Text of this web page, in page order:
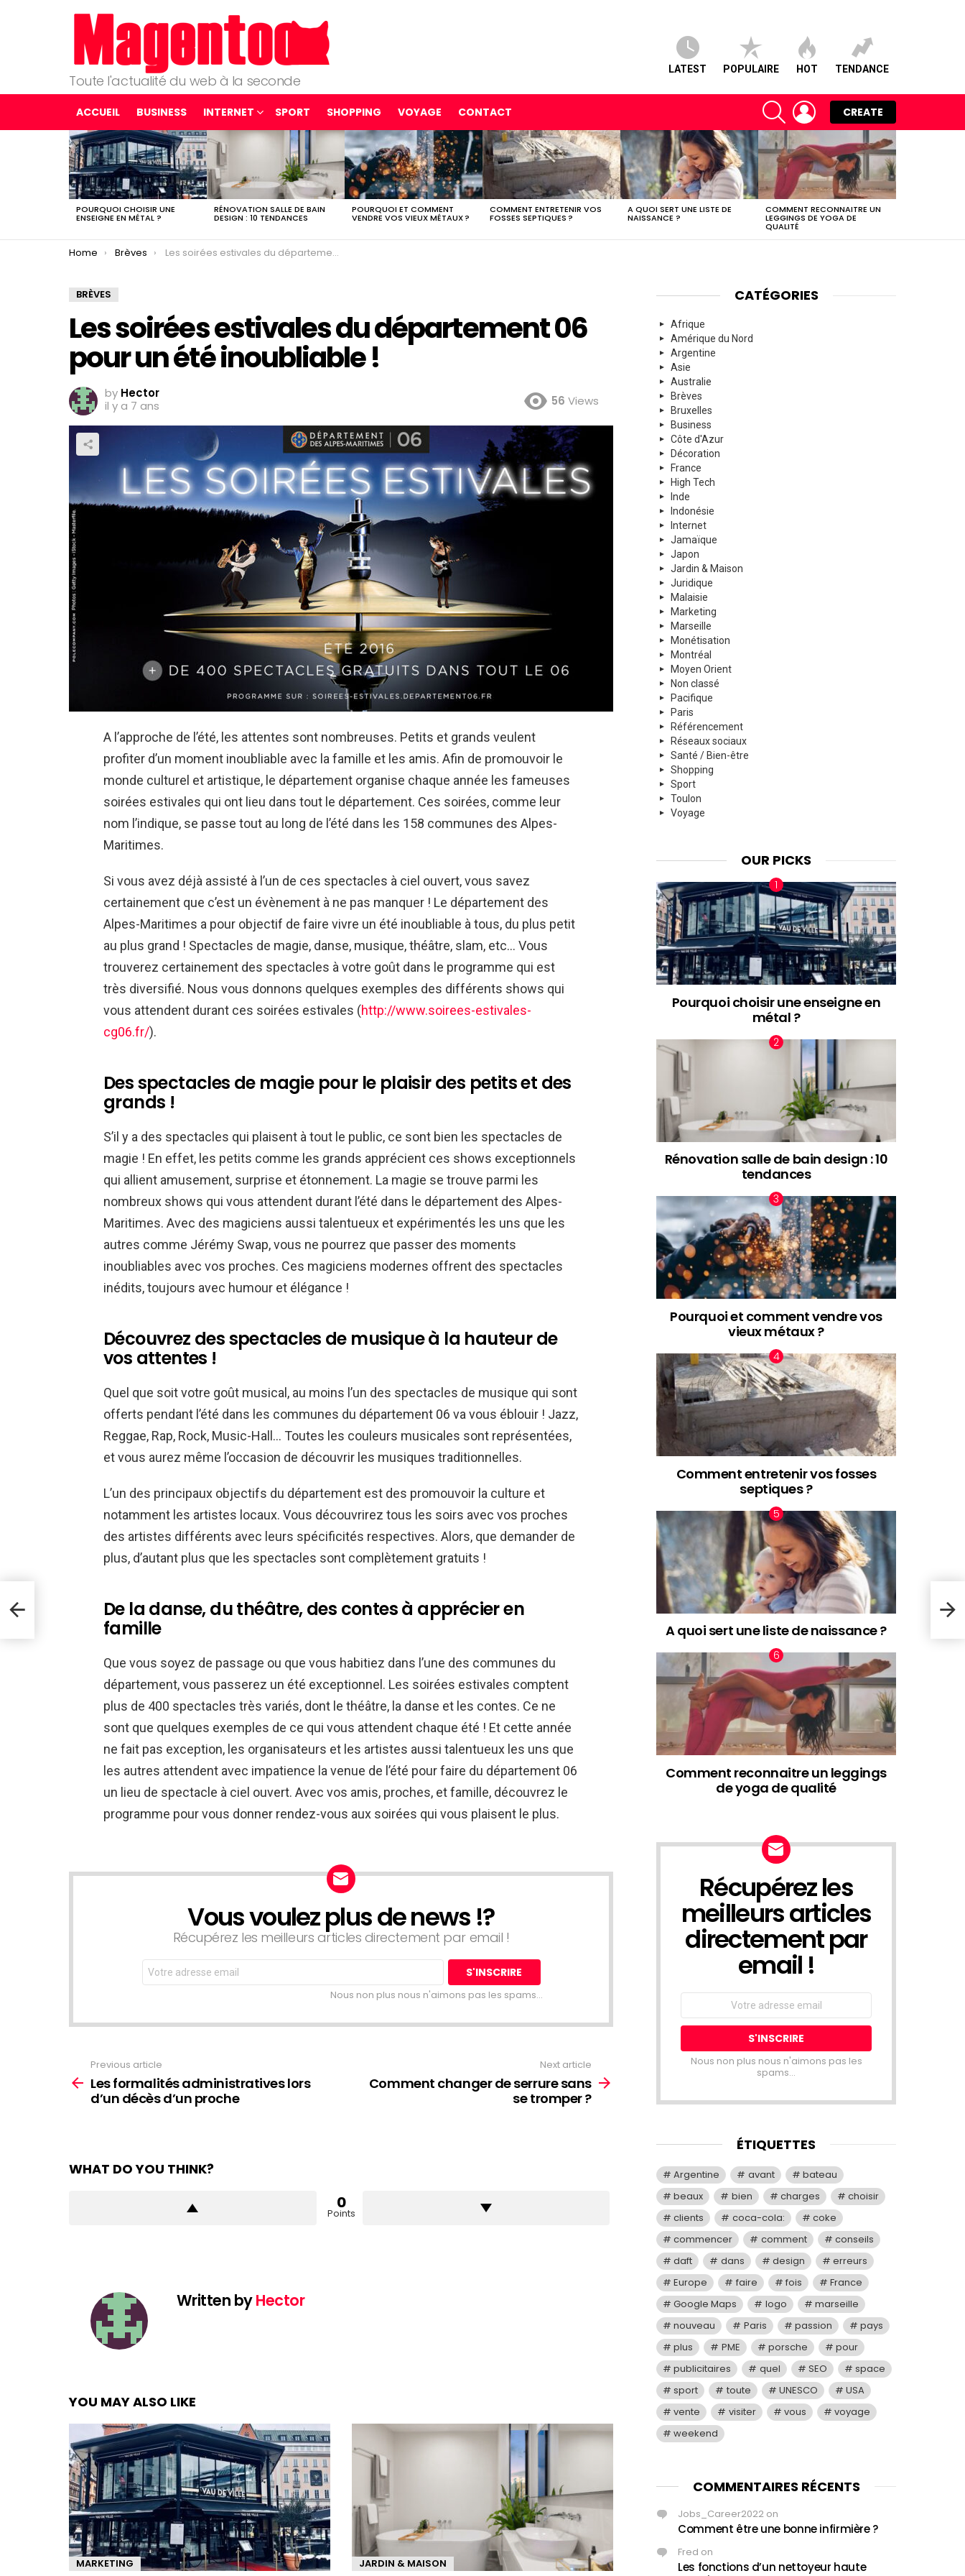
Toute l'actualité du web à la seconde
LATEST POPULAIRE HOT TENDANCE
ACCUEIL BUSINESS INTERNET SPORT SHOPPING VOYAGE CONTACT
SEARCH LOGIN
CREATE
LATEST
STORIES
POURQUOI CHOISIR UNE
ENSEIGNE EN MÉTAL ?
RÉNOVATION SALLE DE BAIN
DESIGN : 10 TENDANCES
POURQUOI ET COMMENT
VENDRE VOS VIEUX MÉTAUX ?
COMMENT ENTRETENIR VOS
FOSSES SEPTIQUES ?
A QUOI SERT UNE LISTE DE
NAISSANCE ?
COMMENT RECONNAITRE UN
LEGGINGS DE YOGA DE
QUALITÉ
You are here:
Home Brèves Les soirées estivales du département 06 pour un été inoubliable !
BRÈVES
Les soirées estivales du département 06
pour un été inoubliable !
by Hector
il y a 7 ans
56 Views
A l’approche de l’été, les attentes sont nombreuses. Petits et grands veulent
profiter d’un moment inoubliable avec la famille et les amis. Afin de promouvoir le
monde culturel et artistique, le département organise chaque année les fameuses
soirées estivales qui ont lieu dans tout le département. Ces soirées, comme leur
nom l’indique, se passe tout au long de l’été dans les 158 communes des Alpes-
Maritimes.
Si vous avez déjà assisté à l’un de ces spectacles à ciel ouvert, vous savez
certainement que c’est un évènement à ne pas manquer ! Le département des
Alpes-Maritimes a pour objectif de faire vivre un été inoubliable à tous, du plus petit
au plus grand ! Spectacles de magie, danse, musique, théâtre, slam, etc… Vous
trouverez certainement des spectacles à votre goût dans le programme qui est
très diversifié. Nous vous donnons quelques exemples des différents shows qui
vous attendent durant ces soirées estivales (http://www.soirees-estivales-
cg06.fr/).
Des spectacles de magie pour le plaisir des petits et des
grands !
S’il y a des spectacles qui plaisent à tout le public, ce sont bien les spectacles de
magie ! En effet, les petits comme les grands apprécient ces shows exceptionnels
qui allient amusement, surprise et étonnement. La magie se trouve parmi les
nombreux shows qui vous attendent durant l’été dans le département des Alpes-
Maritimes. Avec des magiciens aussi talentueux et expérimentés les uns que les
autres comme Jérémy Swap, vous ne pourrez que passer des moments
inoubliables avec vos proches. Ces magiciens modernes offrent des spectacles
inédits, toujours avec humour et élégance !
Découvrez des spectacles de musique à la hauteur de
vos attentes !
Quel que soit votre goût musical, au moins l’un des spectacles de musique qui sont
offerts pendant l’été dans les communes du département 06 va vous éblouir ! Jazz,
Reggae, Rap, Rock, Music-Hall… Toutes les couleurs musicales sont représentées,
et vous aurez même l’occasion de découvrir les musiques traditionnelles.
L’un des principaux objectifs du département est des promouvoir la culture et
notamment les artistes locaux. Vous découvrirez tous les soirs avec vos proches
des artistes différents avec leurs spécificités respectives. Alors, que demander de
plus, d’autant plus que les spectacles sont complètement gratuits !
De la danse, du théâtre, des contes à apprécier en
famille
Que vous soyez de passage ou que vous habitiez dans l’une des communes du
département, vous passerez un été exceptionnel. Les soirées estivales comptent
plus de 400 spectacles très variés, dont le théâtre, la danse et les contes. Ce ne
sont que quelques exemples de ce qui vous attendent chaque été ! Et cette année
ne fait pas exception, les organisateurs et les artistes aussi talentueux les uns que
les autres attendent avec impatience la venue de l’été pour faire du département 06
un lieu de spectacle à ciel ouvert. Avec vos amis, proches, et famille, découvrez le
programme pour vous donner rendez-vous aux soirées qui vous plaisent le plus.
Vous voulez plus de news !?
Récupérez les meilleurs articles directement par email !
Email
address:
Nous non plus nous n'aimons pas les spams...
more
Previous article
Les formalités administratives lors
d’un décès d’un proche
Next article
Comment changer de serrure sans
se tromper ?
WHAT DO YOU THINK?
0
Points
Written byHector
YOU MAY ALSO LIKE
MARKETING JARDIN & MAISON
CATÉGORIES
Afrique
Amérique du Nord
Argentine
Asie
Australie
Brèves
Bruxelles
Business
Côte d'Azur
Décoration
France
High Tech
Inde
Indonésie
Internet
Jamaïque
Japon
Jardin & Maison
Juridique
Malaisie
Marketing
Marseille
Monétisation
Montréal
Moyen Orient
Non classé
Pacifique
Paris
Référencement
Réseaux sociaux
Santé / Bien-être
Shopping
Sport
Toulon
Voyage
OUR PICKS
Pourquoi choisir une enseigne en
métal ?
Rénovation salle de bain design : 10
tendances
Pourquoi et comment vendre vos
vieux métaux ?
Comment entretenir vos fosses
septiques ?
A quoi sert une liste de naissance ?
Comment reconnaitre un leggings
de yoga de qualité
NEWSLETTER
Récupérez les
meilleurs articles
directement par
email !
Email
Nous non plus nous n'aimons pas les
spams...
ÉTIQUETTES
Argentine avant
bateau
beaux
bien charges
choisir
clients
coca-cola:
coke
commencer
comment
conseils
daft
dans design
erreurs
Europe
faire fois
France
Google Maps
logo
marseille
nouveau
Paris passion
pays
plus
PME porsche
pour
publicitaires
quel SEO
space
sport
toute UNESCO
USA
vente
visiter vous
voyage
weekend
COMMENTAIRES RÉCENTS
Jobs_Career2022 on
Comment être une bonne infirmière ?
Fred on
Les fonctions d’un nettoyeur haute